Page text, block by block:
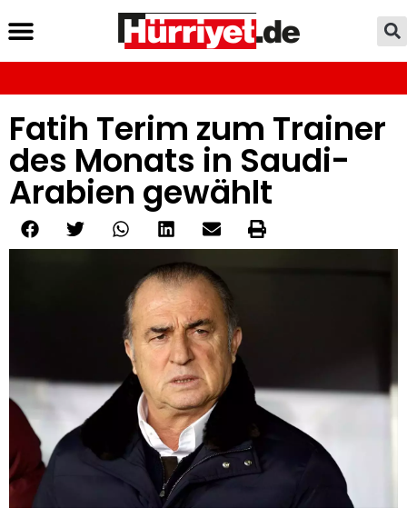
Fatih Terim zum Trainer
des Monats in Saudi-
Arabien gewählt